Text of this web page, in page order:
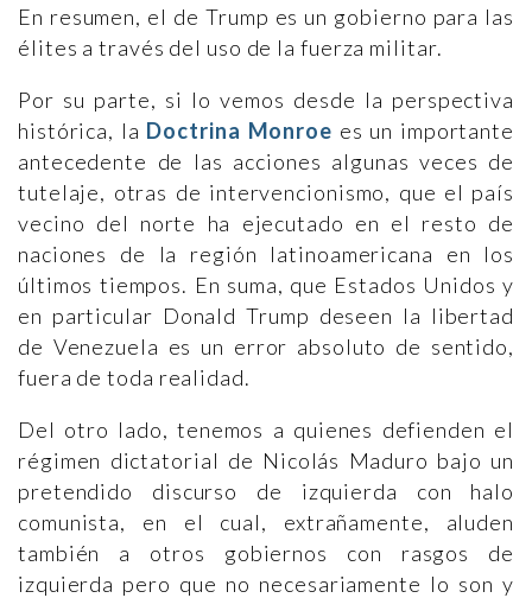
En resumen, el de Trump es un gobierno para las
élites a través del uso de la fuerza militar.
Por su parte, si lo vemos desde la perspectiva
histórica, la Doctrina Monroe es un importante
antecedente de las acciones algunas veces de
tutelaje, otras de intervencionismo, que el país
vecino del norte ha ejecutado en el resto de
naciones de la región latinoamericana en los
últimos tiempos. En suma, que Estados Unidos y
en particular Donald Trump deseen la libertad
de Venezuela es un error absoluto de sentido,
fuera de toda realidad.
Del otro lado, tenemos a quienes defienden el
régimen dictatorial de Nicolás Maduro bajo un
pretendido discurso de izquierda con halo
comunista, en el cual, extrañamente, aluden
también a otros gobiernos con rasgos de
izquierda pero que no necesariamente lo son y